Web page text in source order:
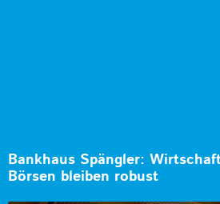
Bankhaus Spängler:
Börsen bleiben robust